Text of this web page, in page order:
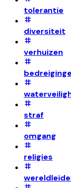
tolerantie
diversiteit
verhuizen
straf
omgang
religies